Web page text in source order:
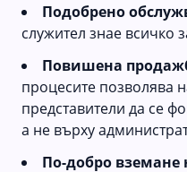
Подобрено
служител знае всичко
Повишена
процесите позволява
представители да се
а не върху
По-добро